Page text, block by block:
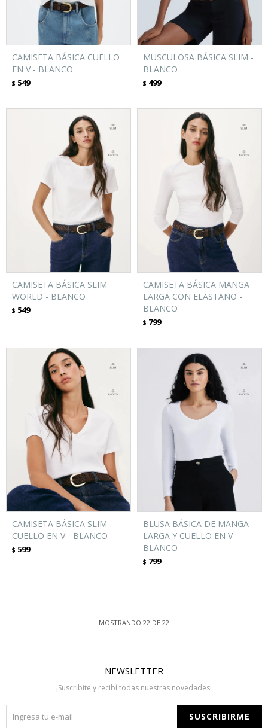
CAMISETA BÁSICA CUELLO
EN V - BLANCO
$ 549
MUSCULOSA BÁSICA SLIM -
BLANCO
$ 499
CAMISETA BÁSICA SLIM
WORLD - BLANCO
$ 549
CAMISETA BÁSICA MANGA
LARGA CON ELASTANO -
BLANCO
$ 799
CAMISETA BÁSICA SLIM
CUELLO EN V - BLANCO
$ 599
BLUSA BÁSICA DE MANGA
LARGA Y CUELLO EN V -
BLANCO
$ 799
MOSTRANDO 22 DE 22
NEWSLETTER
¡Suscribite y recibí todas nuestras novedades!
SUSCRIBIRME